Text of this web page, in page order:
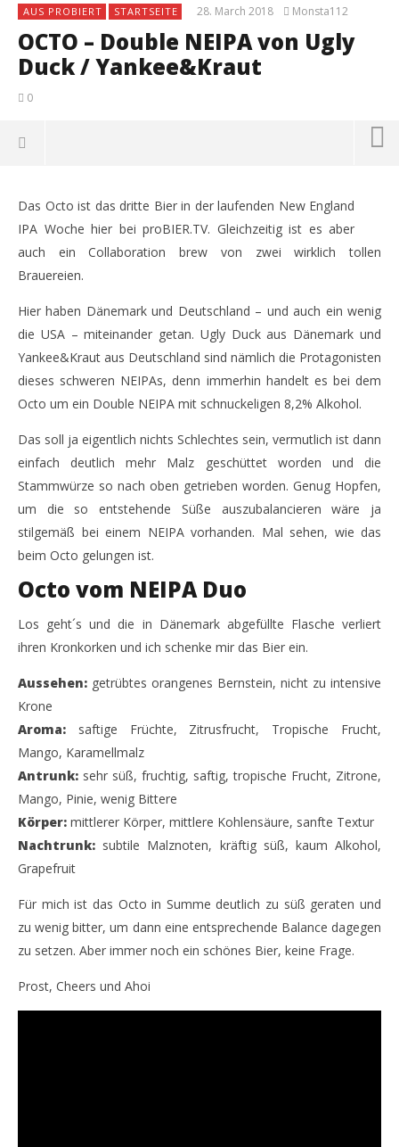
AUS PROBIERT STARTSEITE 28. March 2018 Monsta112
OCTO – Double NEIPA von Ugly
Duck / Yankee&Kraut
0
NOW VIEWING
28.
March
Monsta112
Das Octo ist das dritte Bier in der laufenden New England
IPA Woche hier bei proBIER.TV. Gleichzeitig ist es aber
auch ein Collaboration brew von zwei wirklich tollen
Brauereien.
Hier haben Dänemark und Deutschland – und auch ein wenig
die USA – miteinander getan. Ugly Duck aus Dänemark und
Yankee&Kraut aus Deutschland sind nämlich die Protagonisten
dieses schweren NEIPAs, denn immerhin handelt es bei dem
Octo um ein Double NEIPA mit schnuckeligen 8,2% Alkohol.
Das soll ja eigentlich nichts Schlechtes sein, vermutlich ist dann
einfach deutlich mehr Malz geschüttet worden und die
Stammwürze so nach oben getrieben worden. Genug Hopfen,
um die so entstehende Süße auszubalancieren wäre ja
stilgemäß bei einem NEIPA vorhanden. Mal sehen, wie das
beim Octo gelungen ist.
Octo vom NEIPA Duo
Los geht´s und die in Dänemark abgefüllte Flasche verliert
ihren Kronkorken und ich schenke mir das Bier ein.
Aussehen: getrübtes orangenes Bernstein, nicht zu intensive
Krone
Aroma: saftige Früchte, Zitrusfrucht, Tropische Frucht,
Mango, Karamellmalz
Antrunk: sehr süß, fruchtig, saftig, tropische Frucht, Zitrone,
Mango, Pinie, wenig Bittere
Körper: mittlerer Körper, mittlere Kohlensäure, sanfte Textur
Nachtrunk: subtile Malznoten, kräftig süß, kaum Alkohol,
Grapefruit
Für mich ist das Octo in Summe deutlich zu süß geraten und
zu wenig bitter, um dann eine entsprechende Balance dagegen
zu setzen. Aber immer noch ein schönes Bier, keine Frage.
Prost, Cheers und Ahoi